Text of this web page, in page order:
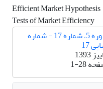
Efficient Market Hypothesis
Tests of Market Efficiency
دوره 5، شماره 17 - شماره
17
1393
1-28